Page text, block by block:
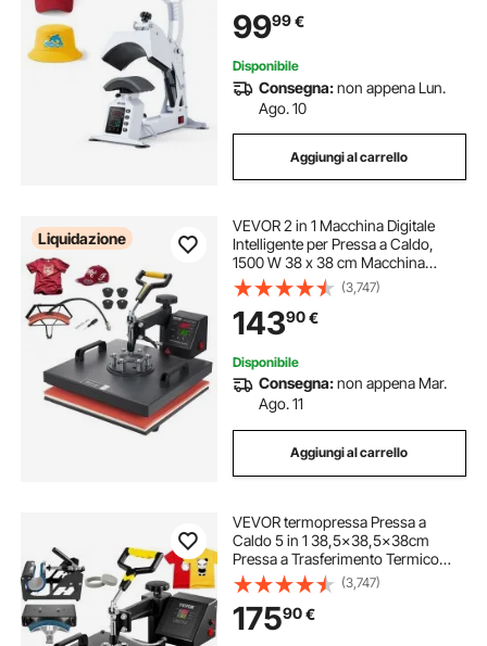
Pressatura Caldo Controllo LED
9999€
Disponibile
Consegna:non appena Lun.
Ago. 10
Aggiungi al carrello
Liquidazione
VEVOR 2 in 1 Macchina Digitale
Intelligente per Pressa a Caldo,
1500 W 38 x 38 cm Macchina
Sublimazione Pressa di Calore
Girevole a 360 Gradi per Magliette,
Cuscini, Borse, Berretti, Cappelli
(3,747)
14390€
Disponibile
Consegna:non appena Mar.
Ago. 11
Aggiungi al carrello
VEVOR termopressa Pressa a
Caldo 5 in 1 38,5x38,5x38cm
Pressa a Trasferimento Termico
1250W Pressa per Sublimazione
per Maglietta da 38x38 cm
(3,747)
17590€